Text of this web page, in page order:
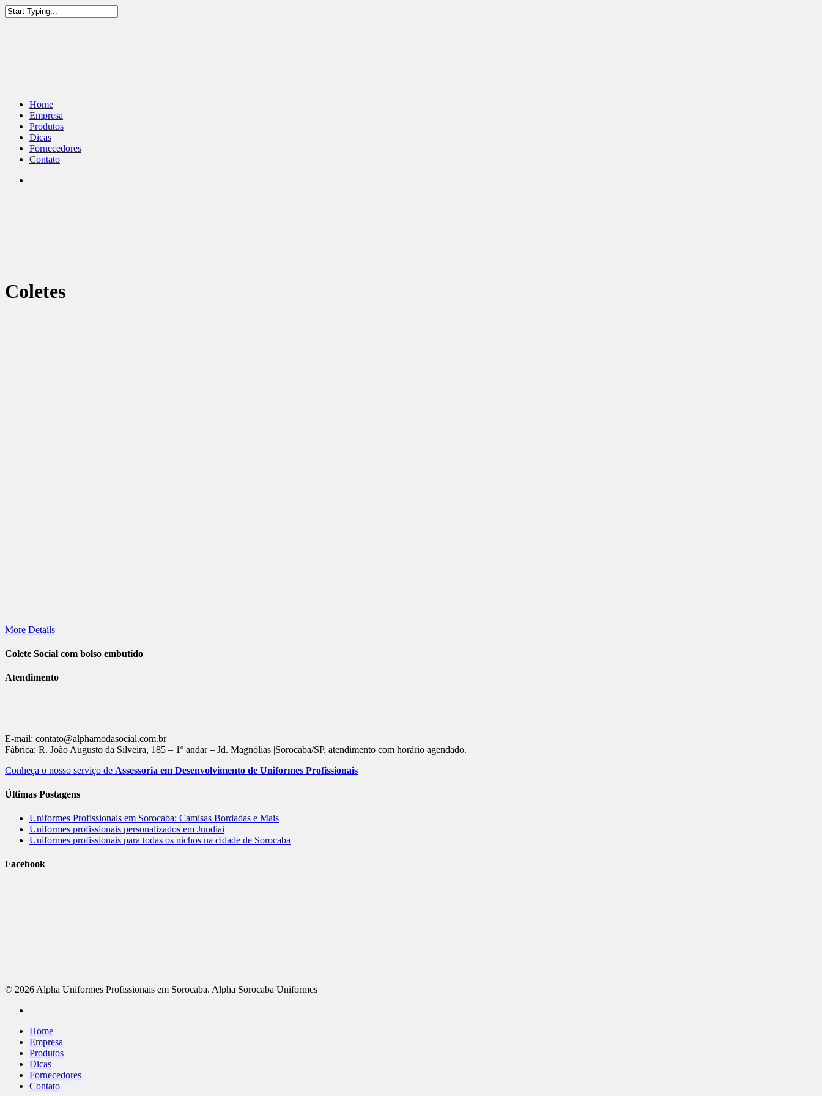
Home
Empresa
Produtos
Dicas
Fornecedores
Contato
Coletes
More Details
Colete Social com bolso embutido
Atendimento
E-mail: contato@alphamodasocial.com.br
Fábrica: R. João Augusto da Silveira, 185 – 1º andar – Jd. Magnólias |Sorocaba/SP, atendimento com horário agendado.
Conheça o nosso serviço de Assessoria em Desenvolvimento de Uniformes Profissionais
Últimas Postagens
Uniformes Profissionais em Sorocaba: Camisas Bordadas e Mais
Uniformes profissionais personalizados em Jundiai
Uniformes profissionais para todas os nichos na cidade de Sorocaba
Facebook
© 2026 Alpha Uniformes Profissionais em Sorocaba. Alpha Sorocaba Uniformes
Home
Empresa
Produtos
Dicas
Fornecedores
Contato